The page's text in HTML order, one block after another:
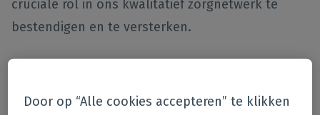
cruciale rol in ons kwalitatief zorgnetwerk te
bestendigen en te versterken.
Door op “Alle cookies accepteren” te klikken